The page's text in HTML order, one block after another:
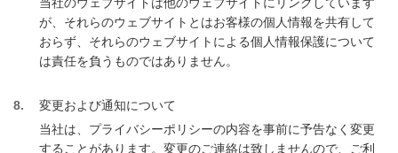
が、それらのウェブサイトとはお客様の個人情報を共有して
おらず、それらのウェブサイトによる個人情報保護について
は責任を負うものではありません。
8
変更および通知について
当社は、プライバシーポリシーの内容を事前に予告なく変更
することがあります。変更のご連絡は致しませんので、ご利